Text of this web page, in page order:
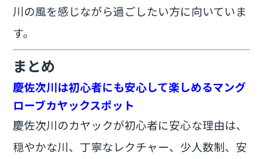
川の風を感じながら過ごしたい方に向いていま
す。
まとめ
慶佐次川は初心者にも安心して楽しめるマング
ローブカヤックスポット
慶佐次川のカヤックが初心者に安心な理由は、
穏やかな川、丁寧なレクチャー、少人数制、安